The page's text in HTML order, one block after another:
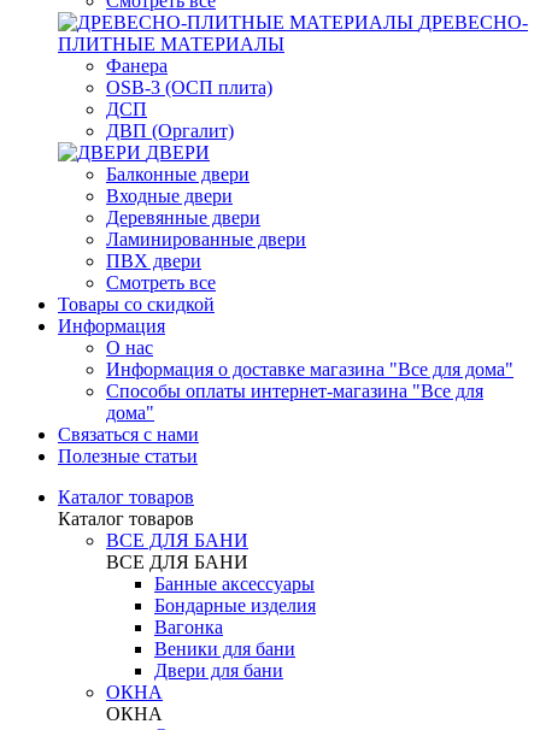
ДРЕВЕСНО-
ПЛИТНЫЕ МАТЕРИАЛЫ
Фанера
OSB-3 (ОСП плита)
ДСП
ДВП (Оргалит)
ДВЕРИ
Балконные двери
Входные двери
Деревянные двери
Ламинированные двери
ПВХ двери
Смотреть все
Товары со скидкой
Информация
О нас
Информация о доставке магазина "Все для дома"
Способы оплаты интернет-магазина "Все для
дома"
Связаться с нами
Полезные статьи
Каталог товаров
Каталог товаров
ВСЕ ДЛЯ БАНИ
ВСЕ ДЛЯ БАНИ
Банные аксессуары
Бондарные изделия
Вагонка
Веники для бани
Двери для бани
ОКНА
ОКНА